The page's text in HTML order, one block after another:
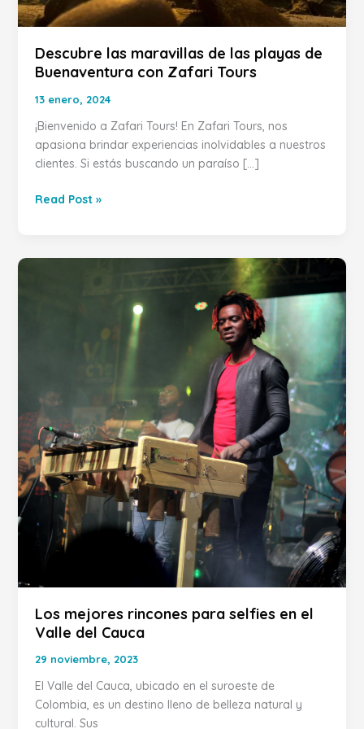
Descubre las maravillas de las playas de
Buenaventura con Zafari Tours
13 enero, 2024
¡Bienvenido a Zafari Tours! En Zafari Tours, nos
apasiona brindar experiencias inolvidables a nuestros
clientes. Si estás buscando un paraíso […]
Read Post »
Los mejores rincones para selfies en el
Valle del Cauca
29 noviembre, 2023
El Valle del Cauca, ubicado en el suroeste de
Colombia, es un destino lleno de belleza natural y
cultural. Sus
Valle
del
Cauca